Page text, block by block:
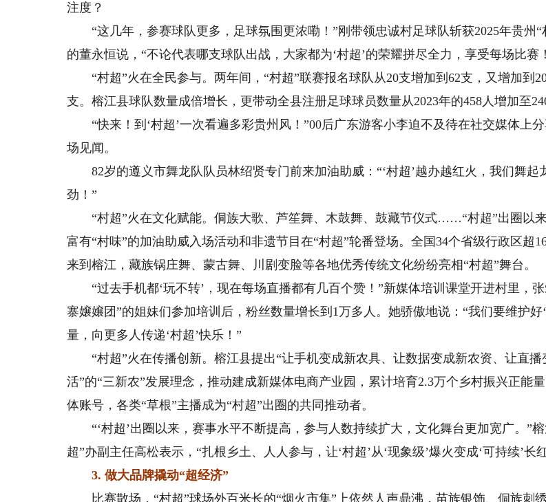
注度？
“这几年，参赛球队更多，足球氛围更浓嘞！”刚带领忠诚村足球队斩获2025年贵州“
的董永恒说，“不论代表哪支球队出战，大家都为‘村超’的荣耀拼尽全力，享受每场比赛
“村超”火在全民参与。两年间，“村超”联赛报名球队从20支增加到62支，又增加到
支。榕江县球队数量成倍增长，更带动全县注册足球球员数量从2023年的458人增加至
“快来！到‘村超’一次看遍多彩贵州风！”00后广东游客小李迫不及待在社交媒体上
场见闻。
82岁的遵义市舞龙队队员林绍贤专门前来加油助威：“‘村超’越办越红火，我们舞起
劲！”
“村超”火在文化赋能。侗族大歌、芦笙舞、木鼓舞、鼓藏节仪式……“村超”出圈以来
富有“村味”的加油助威入场活动和非遗节目在“村超”轮番登场。全国34个省级行政区超
来到榕江，藏族锅庄舞、蒙古舞、川剧变脸等各地优秀传统文化纷纷亮相“村超”舞台。
“过去手机都‘玩不转’，现在每场直播都有几百个赞！”新媒体培训课堂开进村里，张
寨嬢嬢团”的姐妹们参加培训后，粉丝数量增长到1万多人。她骄傲地说：“我们要维护好
量，向更多人传递‘村超’快乐！”
“村超”火在传播创新。榕江县提出“让手机变成新农具、让数据变成新农资、让直播
活”的“三新农”发展理念，推动建成新媒体电商产业园，累计培育2.3万个乡村振兴正能
体账号，各类“草根”主播成为“村超”出圈的共同推动者。
“‘村超’出圈以来，赛事水平不断提高，参与人数持续扩大，文化舞台更加宽广。”榕
超”办副主任高松表示，“扎根乡土、人人参与，让‘村超’从‘现象级’爆火变成‘可持续’长
3. 做大品牌撬动“超经济”
比赛散场，“村超”球场外百米长的“烟火市集”上依然人声鼎沸，苗族银饰、侗族刺